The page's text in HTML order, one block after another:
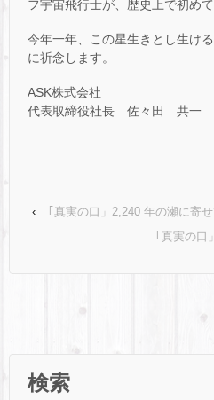
フ宇宙飛行士が、歴史上で初め
今年一年、この星生きとし生け
に祈念します。
ASK株式会社
代表取締役社長 佐々田 共一
‹
｢真実の口」2,240 年の瀬に寄せ
｢真実の口
検索